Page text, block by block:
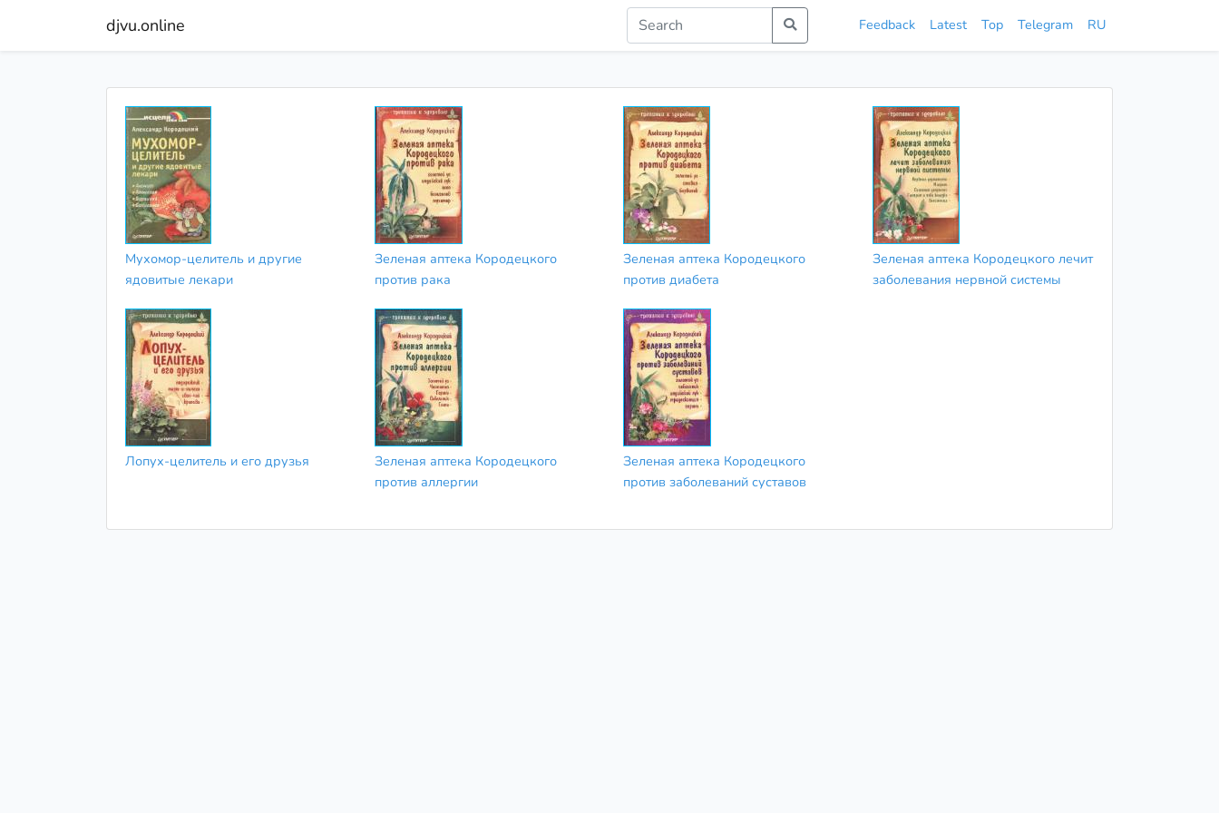
djvu.online Feedback Latest Top Telegram RU
Мухомор-целитель и другие
ядовитые лекари
Зеленая аптека Кородецкого
против рака
Зеленая аптека Кородецкого
против диабета
Зеленая аптека Кородецкого лечит
заболевания нервной системы
Лопух-целитель и его друзья
Зеленая аптека Кородецкого
против аллергии
Зеленая аптека Кородецкого
против заболеваний суставов